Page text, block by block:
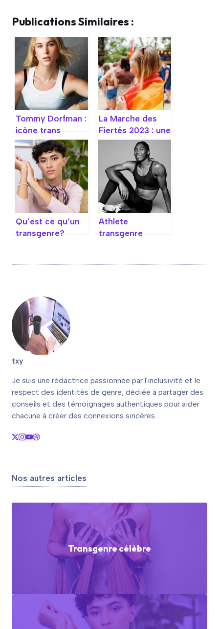
Publications Similaires :
Tommy Dorfman :
icône trans
inspirante
La Marche des
Fiertés 2023 : une
mobilisation
colorée et festive
pour l’égalité
Qu’est ce qu’un
transgenre?
Athlete
transgenre
txy
Je suis une rédactrice passionnée par l'inclusivité et le
respect des identités de genre, dédiée à partager des
conseils et des témoignages authentiques pour aider
chacune à créer des connexions sincères.
Nos autres articles
Transgenre célèbre